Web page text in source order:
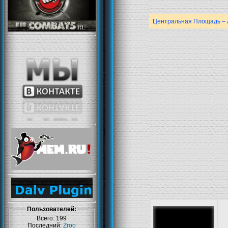
Пользователей:
Всего: 199
Последний:Zroo
Центральная Площадь –